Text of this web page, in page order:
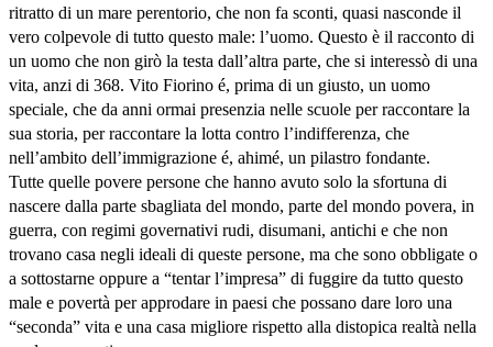
ritratto di un mare perentorio, che non fa sconti, quasi nasconde il
vero colpevole di tutto questo male: l’uomo. Questo è il racconto di
un uomo che non girò la testa dall’altra parte, che si interessò di una
vita, anzi di 368. Vito Fiorino é, prima di un giusto, un uomo
speciale, che da anni ormai presenzia nelle scuole per raccontare la
sua storia, per raccontare la lotta contro l’indifferenza, che
nell’ambito dell’immigrazione é, ahimé, un pilastro fondante.
Tutte quelle povere persone che hanno avuto solo la sfortuna di
nascere dalla parte sbagliata del mondo, parte del mondo povera, in
guerra, con regimi governativi rudi, disumani, antichi e che non
trovano casa negli ideali di queste persone, ma che sono obbligate o
a sottostarne oppure a “tentar l’impresa” di fuggire da tutto questo
male e povertà per approdare in paesi che possano dare loro una
“seconda” vita e una casa migliore rispetto alla distopica realtà nella